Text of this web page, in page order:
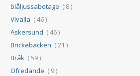
blåljussabotage ( 8 )
Vivalla ( 46 )
Askersund ( 46 )
Brickebacken ( 21 )
Bråk ( 59 )
Ofredande ( 9 )